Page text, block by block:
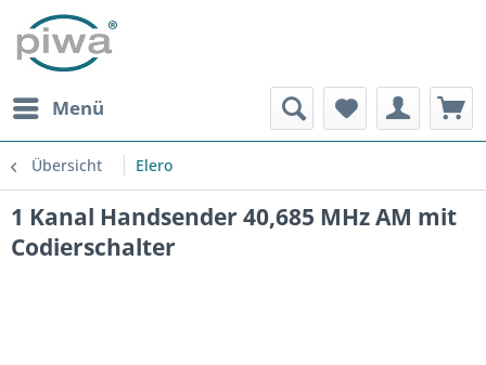
Menü
Übersicht Elero
1 Kanal Handsender 40,685 MHz AM mit
Codierschalter